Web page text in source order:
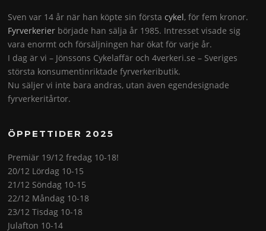
Sven var 14 år när han köpte sin förstacykel, för fem kronor.
Fyrverkerier började han sälja år 1985. Intresset visade sig
vara enormt och försäljningen har ökat för varje år.
I dag är vi – Jönssons Cykelaffär och 4verkeri.se – Sveriges
största konsumentinriktade fyrverkeributik.
Nu säljer vi inte bara andras, utan även egendesignade
fyrverkeritårtor.
ÖPPETTIDER 2025
Premiär 19/12 fredag 10-18!
20/12 Lördag 10-15
21/12 Söndag 10-15
22/12 Måndag 10-18
23/12 Tisdag 10-18
Julafton 10-14